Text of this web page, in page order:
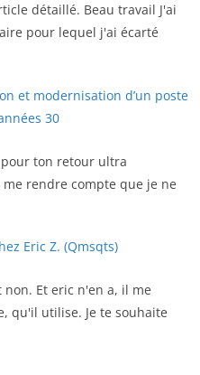
détaillé. Beau travail J'ai
pour lequel j'ai écarté
et modernisation d’un poste
30
pour ton retour ultra
rendre compte que je ne
Eric Z. (Qmsqts)
Et eric n'en a, il me
qu'il utilise. Je te souhaite